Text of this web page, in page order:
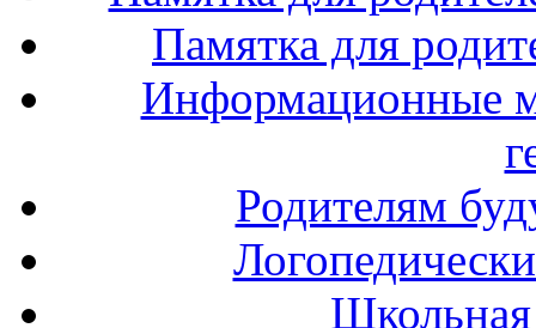
Памятка для
Информационные
Родителям